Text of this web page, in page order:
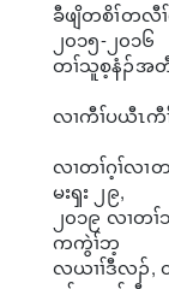
ခီဖျိတစိၢ်တလီ
၂၀၁၅-၂၀၁၆
တၢ်သူစ့နံၣ်အတီ
လၢကီၢ်ပယီၤကီ
လၢတၢ်ဂ့ၢ်လၢ
မးၡး ၂၉,
၂၀၁၉ လၢတ
ကကွဲၢ်ဘ့
လယၢၢ်ဒီလၣ်,